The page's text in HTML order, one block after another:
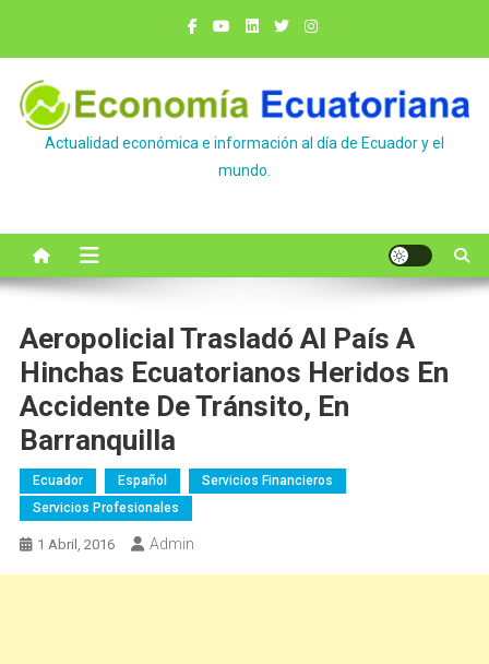
Actualidad económica e información al día de Ecuador y el
mundo.
Aeropolicial Trasladó Al País A
Hinchas Ecuatorianos Heridos En
Accidente De Tránsito, En
Barranquilla
Ecuador Español
Servicios Financieros
Servicios Profesionales
1 Abril, 2016 Admin